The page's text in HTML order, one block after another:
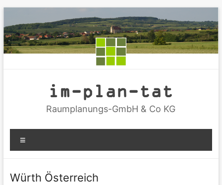
Inhalt
springen
im-plan-tat
Raumplanungs-GmbH & Co KG
Würth Österreich